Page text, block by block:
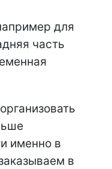
для
часть
именно в
в